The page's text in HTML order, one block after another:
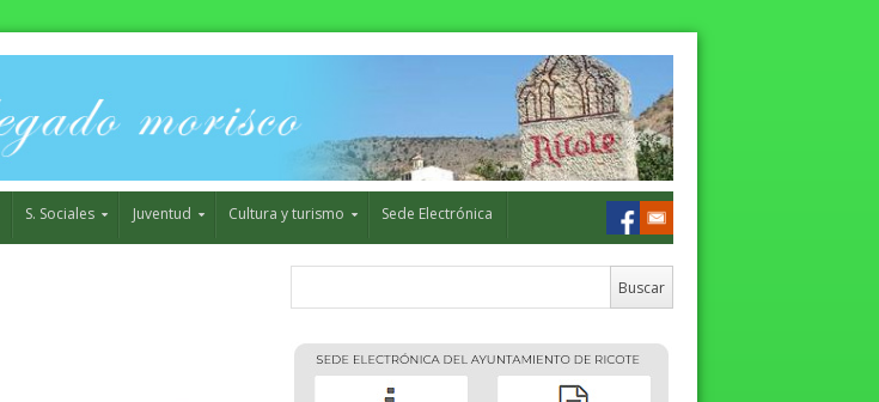
S. Sociales Juventud Cultura y turismo Sede Electrónica